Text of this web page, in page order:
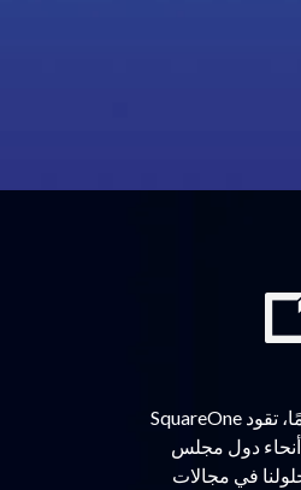
بخبرة تمتد لستة عشر عامًا، تقود SquareOne
أنحاء دول مجلس
في مجالات